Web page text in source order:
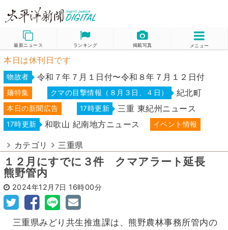
最新ニュース ランキング 掲載写真 メニュー
本日は休刊日です
物故者 令和７年７月１日付〜令和８年７月１２日付
麺特集 クマの目撃情報（８月３日、４日） 紀北町
本日の新聞広告 17時更新 三重 東紀州ニュース
17時更新 和歌山 紀南地方ニュース イベント情報
カテゴリ 三重県
１２月にすでに３件 クマアラート延長
熊野管内
2024年12月7日 16時00分
三重県みどり共生推進課は、熊野農林事務所管内の